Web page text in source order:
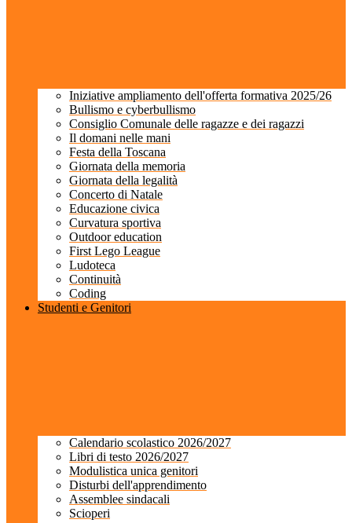
Iniziative ampliamento dell'offerta formativa 2025/26
Bullismo e cyberbullismo
Consiglio Comunale delle ragazze e dei ragazzi
Il domani nelle mani
Festa della Toscana
Giornata della memoria
Giornata della legalità
Concerto di Natale
Educazione civica
Curvatura sportiva
Outdoor education
First Lego League
Ludoteca
Continuità
Coding
Studenti e Genitori
Calendario scolastico 2026/2027
Libri di testo 2026/2027
Modulistica unica genitori
Disturbi dell'apprendimento
Assemblee sindacali
Scioperi